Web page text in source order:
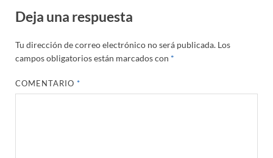
Deja una respuesta
Tu dirección de correo electrónico no será publicada. Los
campos obligatorios están marcados con *
COMENTARIO*